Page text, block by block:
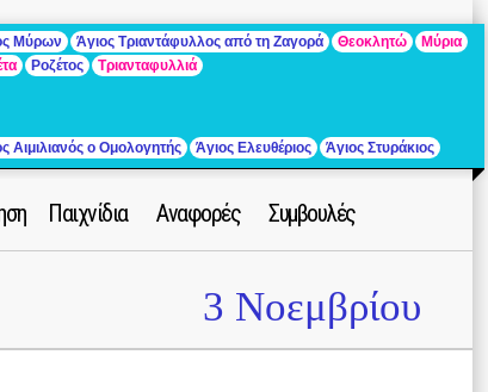
Μύρων Άγιος Τριαντάφυλλος από τη Ζαγορά Θεοκλητώ
Μύρια
Ροζέτος Τριανταφυλλιά
Αιμιλιανός ο Ομολογητής Άγιος Ελευθέριος Άγιος Στυράκιος
Παιχνίδια Αναφορές Συμβουλές
3 Νοεμβρίου